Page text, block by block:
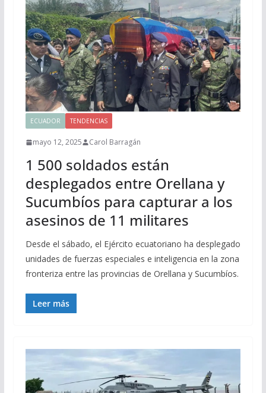
ECUADOR TENDENCIAS
mayo 12, 2025 Carol Barragán
1 500 soldados están
desplegados entre Orellana y
Sucumbíos para capturar a los
asesinos de 11 militares
Desde el sábado, el Ejército ecuatoriano ha desplegado
unidades de fuerzas especiales e inteligencia en la zona
fronteriza entre las provincias de Orellana y Sucumbíos.
Leer más